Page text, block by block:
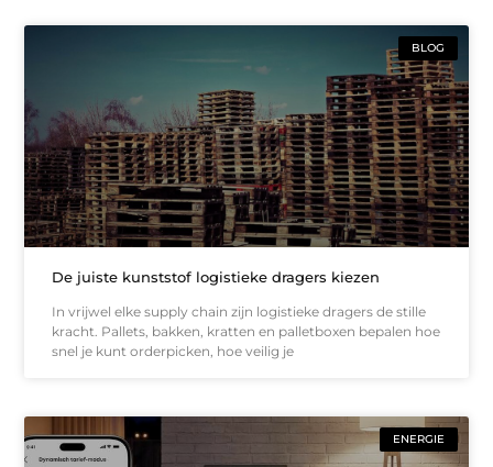
BLOG
De juiste kunststof logistieke dragers kiezen
In vrijwel elke supply chain zijn logistieke dragers de stille
kracht. Pallets, bakken, kratten en palletboxen bepalen hoe
snel je kunt orderpicken, hoe veilig je
ENERGIE